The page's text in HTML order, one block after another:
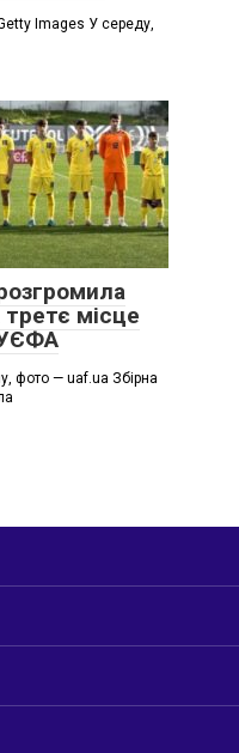
Images У середу,
місце
УЄФА
фото — uaf.ua Збірна